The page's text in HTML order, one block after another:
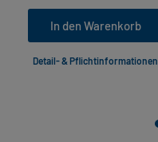
In den Warenkorb
Detail- & Pflichtinformationen